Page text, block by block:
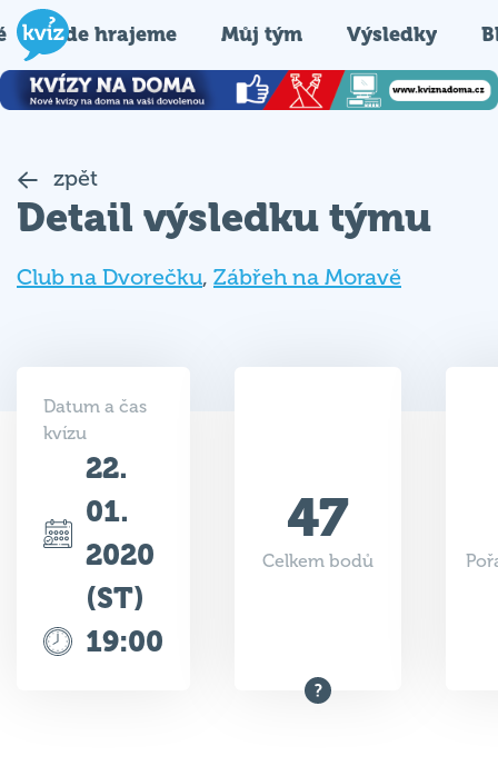
Kde hrajeme Můj tým Výsledky
zpět
Detail výsledku týmu
Club na Dvorečku, Zábřeh na Moravě
Datum a čas
kvízu
22.
01.
2020
(ST)
19:00
47
Celkem bodů